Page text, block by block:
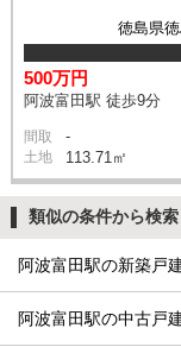
徳島県
500万円
阿波富田駅 徒歩9分
間取 -
土地 113.71㎡
類似の条件から検索
阿波富田駅の新築戸
阿波富田駅の中古戸